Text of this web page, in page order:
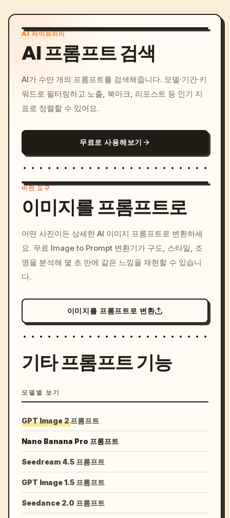
AI 라이브러리
AI 프롬프트 검색
AI가 수만 개의 프롬프트를 검색해줍니다. 모델·기간·키
워드로 필터링하고 노출, 북마크, 리포스트 등 인기 지
표로 정렬할 수 있어요.
무료로 사용해보기
c, cyberpunk sunset, neon
colors, 8k --v 6.0
비전 도구
이미지를 프롬프트로
어떤 사진이든 상세한 AI 이미지 프롬프트로 변환하세
요. 무료 Image to Prompt 변환기가 구도, 스타일, 조
명을 분석해 몇 초 만에 같은 느낌을 재현할 수 있습니
다.
이미지를 프롬프트로 변환
기타 프롬프트 기능
모델별 보기
GPT Image 2 프롬프트
Nano Banana Pro 프롬프트
Seedream 4.5 프롬프트
GPT Image 1.5 프롬프트
Seedance 2.0 프롬프트